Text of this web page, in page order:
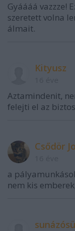
Gyáááá vazzze!
szeretett volna
álmait.
Kityusz
Aztamindenit,
felejti el az
Csődör
a
nem kis